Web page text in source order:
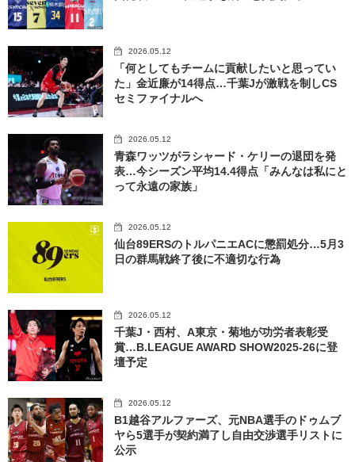
2026.05.12
「何としてもチームに貢献したいと思ってい
た」金近廉が14得点…千葉Jが激戦を制しCS
セミファイナルへ
2026.05.12
青森ワッツがラシャード・ケリーの退団を発
表…今シーズン平均14.4得点「みんなは私にと
って永遠の家族」
2026.05.12
仙台89ERSのトルパニエACに懲罰処分…5月3
日の群馬戦終了後に不適切な行為
2026.05.12
千葉J・西村、A東京・菊地が功労者表彰受
賞…B.LEAGUE AWARD SHOW2025-26に登
壇予定
2026.05.12
B1越谷アルファーズ、元NBA選手のドゥムブ
ヤら5選手が契約満了し自由交渉選手リストに
公示